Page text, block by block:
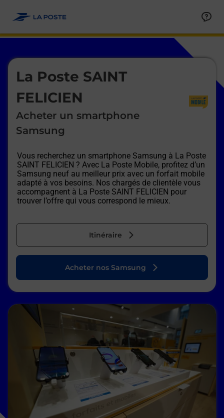
La Poste SAINT
FELICIEN
Acheter un smartphone
Samsung
Vous recherchez un smartphone Samsung à La Poste
SAINT FELICIEN ? Avec La Poste Mobile, profitez d’un
Samsung neuf au meilleur prix avec un forfait mobile
adapté à vos besoins. Nos chargés de clientèle vous
accompagnent à La Poste SAINT FELICIEN pour
trouver l’offre qui vous correspond le mieux.
Itinéraire
Le lien s'ouvre dans un nouvel onglet
Acheter nos Samsung